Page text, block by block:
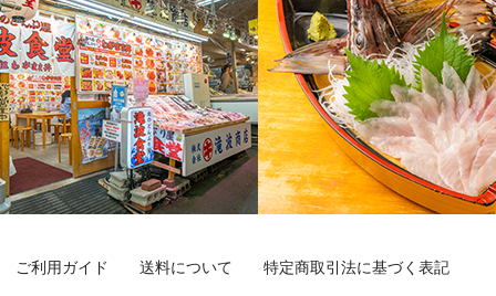
ご利用ガイド 送料について 特定商取引法に基づく表記